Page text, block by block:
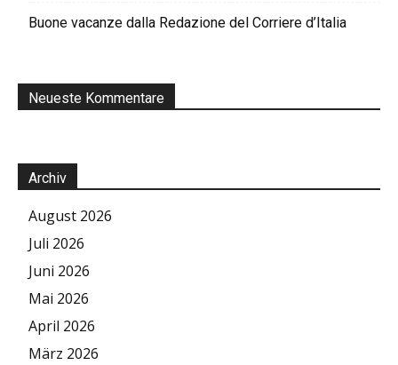
Buone vacanze dalla Redazione del Corriere d’Italia
Neueste Kommentare
Archiv
August 2026
Juli 2026
Juni 2026
Mai 2026
April 2026
März 2026